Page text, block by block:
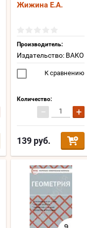
Жижина Е.А.
Производитель:
Издательство: ВАКО
К сравнению
Количество:
− +
139 руб.